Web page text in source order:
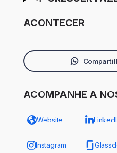
ACONTECER
ACOMPANHE A
Website
Instagram